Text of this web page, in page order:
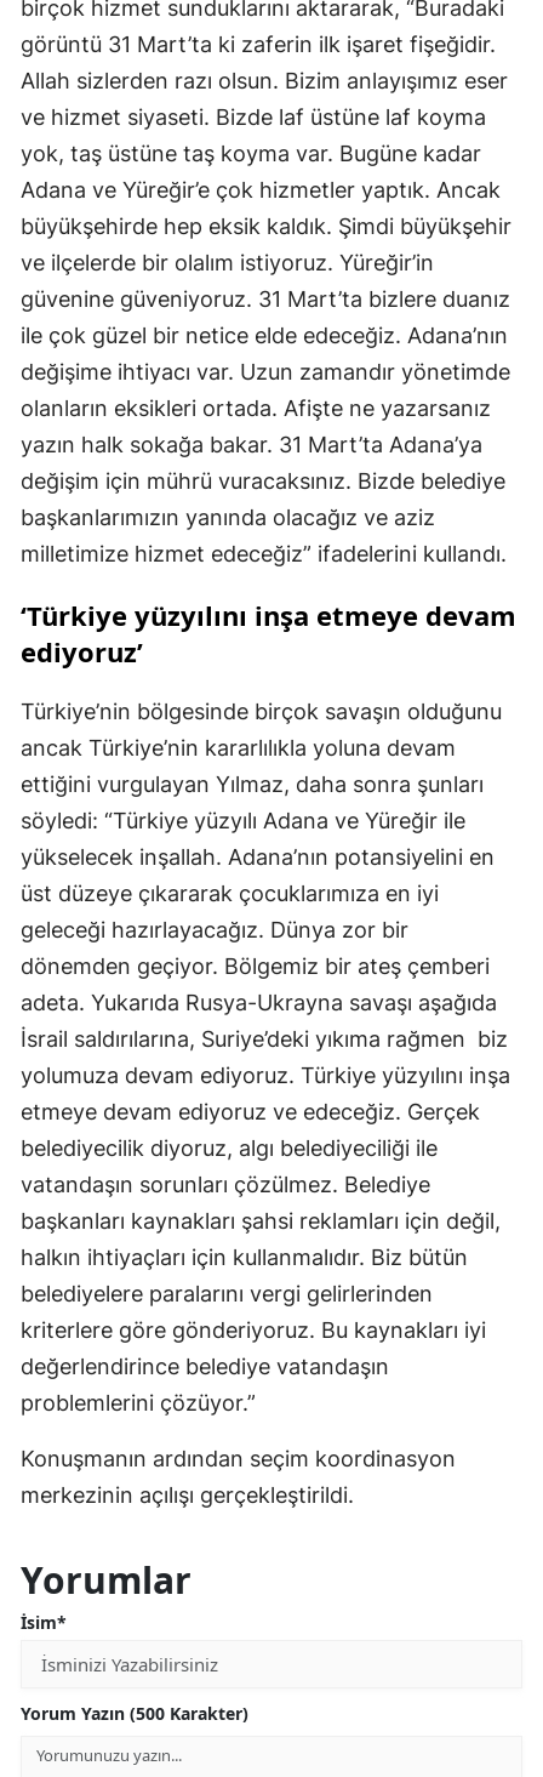
birçok hizmet sunduklarını aktararak, “Buradaki
görüntü 31 Mart’ta ki zaferin ilk işaret fişeğidir.
Allah sizlerden razı olsun. Bizim anlayışımız eser
ve hizmet siyaseti. Bizde laf üstüne laf koyma
yok, taş üstüne taş koyma var. Bugüne kadar
Adana ve Yüreğir’e çok hizmetler yaptık. Ancak
büyükşehirde hep eksik kaldık. Şimdi büyükşehir
ve ilçelerde bir olalım istiyoruz. Yüreğir’in
güvenine güveniyoruz. 31 Mart’ta bizlere duanız
ile çok güzel bir netice elde edeceğiz. Adana’nın
değişime ihtiyacı var. Uzun zamandır yönetimde
olanların eksikleri ortada. Afişte ne yazarsanız
yazın halk sokağa bakar. 31 Mart’ta Adana’ya
değişim için mührü vuracaksınız. Bizde belediye
başkanlarımızın yanında olacağız ve aziz
milletimize hizmet edeceğiz” ifadelerini kullandı.
‘Türkiye yüzyılını inşa etmeye devam
ediyoruz’
Türkiye’nin bölgesinde birçok savaşın olduğunu
ancak Türkiye’nin kararlılıkla yoluna devam
ettiğini vurgulayan Yılmaz, daha sonra şunları
söyledi: “Türkiye yüzyılı Adana ve Yüreğir ile
yükselecek inşallah. Adana’nın potansiyelini en
üst düzeye çıkararak çocuklarımıza en iyi
geleceği hazırlayacağız. Dünya zor bir
dönemden geçiyor. Bölgemiz bir ateş çemberi
adeta. Yukarıda Rusya-Ukrayna savaşı aşağıda
İsrail saldırılarına, Suriye’deki yıkıma rağmen biz
yolumuza devam ediyoruz. Türkiye yüzyılını inşa
etmeye devam ediyoruz ve edeceğiz. Gerçek
belediyecilik diyoruz, algı belediyeciliği ile
vatandaşın sorunları çözülmez. Belediye
başkanları kaynakları şahsi reklamları için değil,
halkın ihtiyaçları için kullanmalıdır. Biz bütün
belediyelere paralarını vergi gelirlerinden
kriterlere göre gönderiyoruz. Bu kaynakları iyi
değerlendirince belediye vatandaşın
problemlerini çözüyor.”
Konuşmanın ardından seçim koordinasyon
merkezinin açılışı gerçekleştirildi.
Yorumlar
İsim*
Yorum Yazın (500 Karakter)